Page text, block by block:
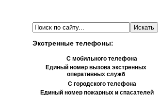
Экстренные телефоны:
С мобильного телефона
Единый номер вызова экстренных
оперативных служб
С городского телефона
Единый номер пожарных и спасателей